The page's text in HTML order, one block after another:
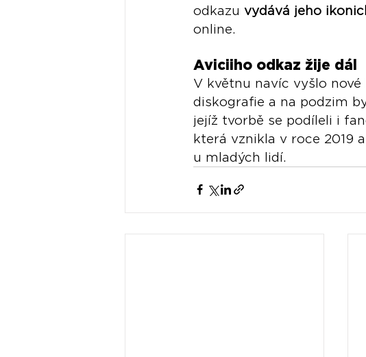
odkazu vydává jeho
online.
Aviciiho odkaz žije dál
V květnu navíc vyšlo
diskografie a na podzim
jejíž tvorbě se podíleli i
která vznikla v roce 2019
u mladých lidí.